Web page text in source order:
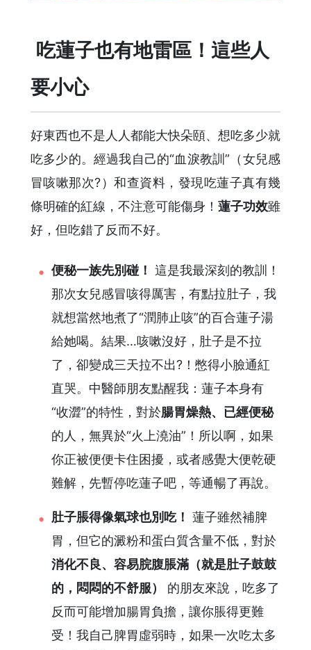
️ 吃蓮子也有地雷區！這些人
要小心
好東西也不是人人都能大快朵頤、想吃多少就
吃多少的。經過我自己的“血淚教訓”（女兒感
冒咳嗽那次?）和查資料，發現吃蓮子真有幾
條明確的紅線，不注意可能傷身！ 蓮子功效雖
好，但吃錯了反而不好。
便秘一族先別碰！ 這是我最深刻的教訓！
那次女兒感冒咳得厲害，有點拉肚子，我
就想當然地煮了“潤肺止咳”的百合蓮子湯
給她喝。結果…咳嗽沒好，肚子是不拉
了，卻變成三天拉不出?！憋得小臉通紅
直哭。中醫師朋友點醒我：蓮子本身有
“收澀”的特性，對於腸胃燥熱、已經便秘
的人，無異於“火上澆油”！所以啊，如果
你正被便便卡住困擾，或者感覺大便乾硬
難解，先暫停吃蓮子吧，等通暢了再說。
肚子脹得像氣球也別吃！ 蓮子雖然補脾
胃，但它的澱粉和蛋白質含量不低，對於
消化不良、容易脘腹脹滿（就是肚子鼓鼓
的，悶悶的不舒服）
的朋友來說，吃多了
反而可能增加腸胃負擔，讓你脹得更難
受！我自己脾胃虛弱時，如果一次吃太多